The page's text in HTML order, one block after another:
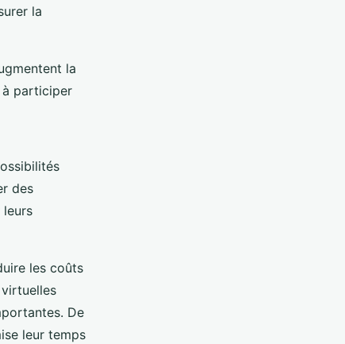
la
la
à participer
des
leurs
les coûts
De
leur temps